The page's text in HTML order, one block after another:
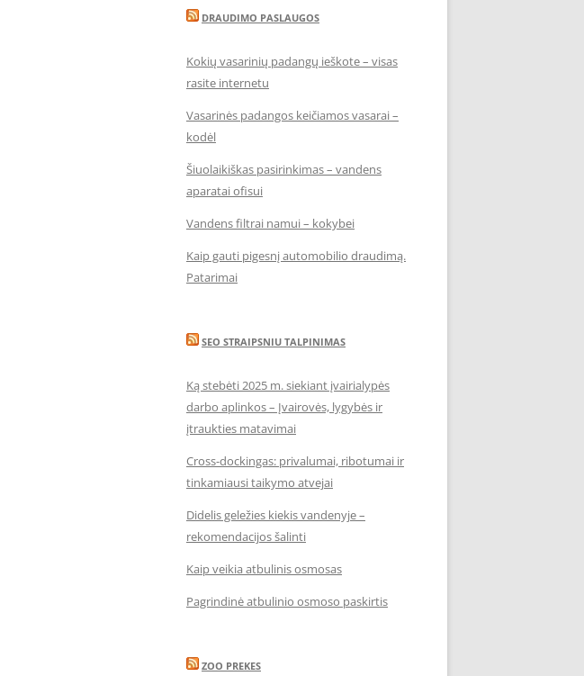
DRAUDIMO PASLAUGOS
Kokių vasarinių padangų ieškote – visas
rasite internetu
Vasarinės padangos keičiamos vasarai –
kodėl
Šiuolaikiškas pasirinkimas – vandens
aparatai ofisui
Vandens filtrai namui – kokybei
Kaip gauti pigesnį automobilio draudimą.
Patarimai
SEO STRAIPSNIU TALPINIMAS
Ką stebėti 2025 m. siekiant įvairialypės
darbo aplinkos – Įvairovės, lygybės ir
įtraukties matavimai
Cross-dockingas: privalumai, ribotumai ir
tinkamiausi taikymo atvejai
Didelis geležies kiekis vandenyje –
rekomendacijos šalinti
Kaip veikia atbulinis osmosas
Pagrindinė atbulinio osmoso paskirtis
ZOO PREKES